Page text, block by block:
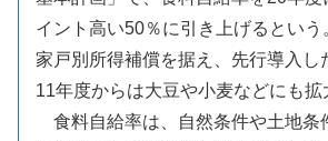
イント高い50％に引き上げるという
家戸別所得補償を据え、先行導入し
11年度からは大豆や小麦などにも拡
食料自給率は、自然条件や土地条